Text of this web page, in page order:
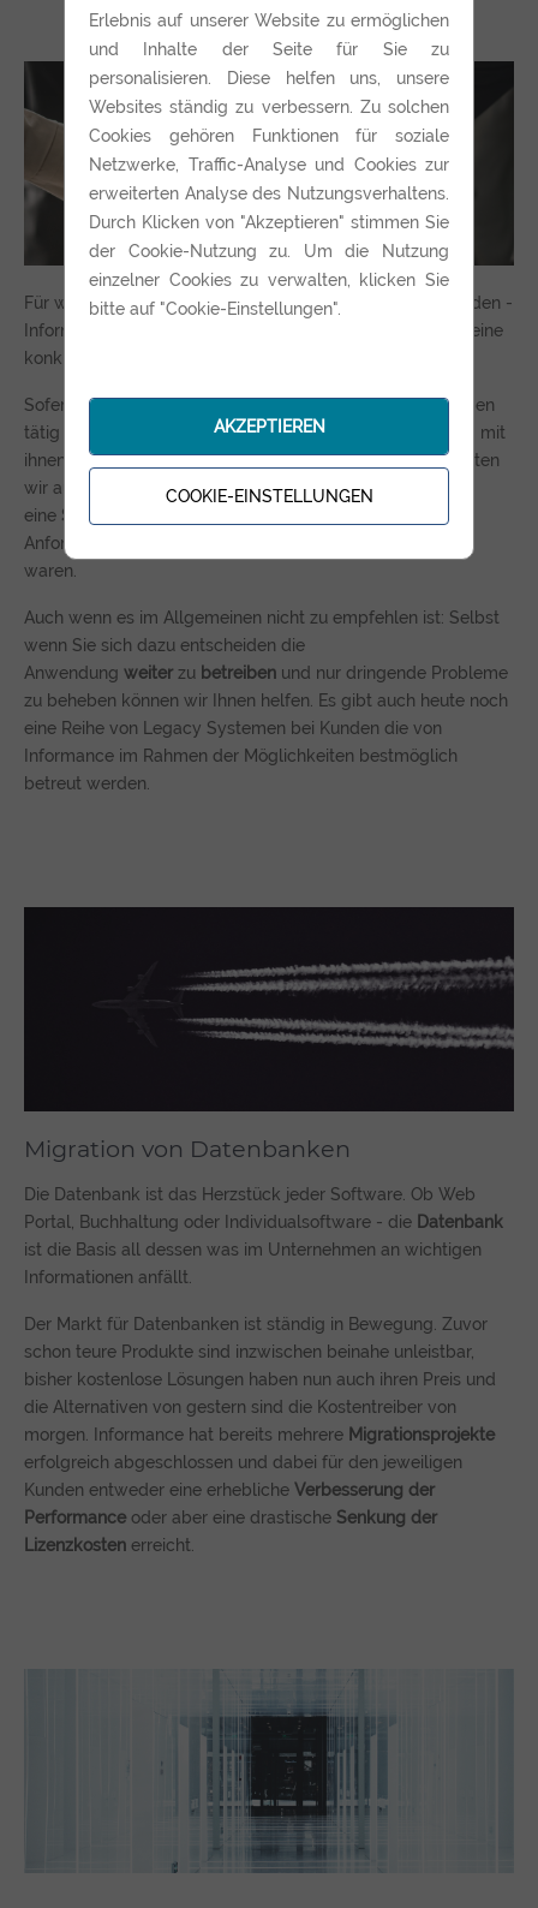
Für welches der beiden Szenarien Sie sich auch entscheiden -
Informance bietet Ihnen kompetente Unterstützung und eine
konkrete Roadmap basierend auf Referenzprojekten.
Sofern die ursprünglichen Entwickler noch im Unternehmen
tätig sind entwickeln wir die neue Lösung in Abstimmung mit
ihnen. Für den anderen - weitaus häufigeren - Fall erarbeiten
wir auf Basis des zur Verfügung stehenden Materials
eine Spezifikation
Anforderungen aufnehmen die bisher schwer umsetzbar
waren.
Auch wenn es im Allgemeinen nicht zu empfehlen ist: Selbst
wenn Sie sich dazu entscheiden die
Anwendung weiter zu betreiben und nur dringende Probleme
zu beheben können wir Ihnen helfen. Es gibt auch heute noch
eine Reihe von Legacy Systemen bei Kunden die von
Informance im Rahmen der Möglichkeiten bestmöglich
betreut werden.
Migration von Datenbanken
Die Datenbank ist das Herzstück jeder Software. Ob Web
Portal, Buchhaltung oder Individualsoftware - die Datenbank
ist die Basis all dessen was im Unternehmen an wichtigen
Informationen anfällt.
Der Markt für Datenbanken ist ständig in Bewegung. Zuvor
schon teure Produkte sind inzwischen beinahe unleistbar,
bisher kostenlose Lösungen haben nun auch ihren Preis und
die Alternativen von gestern sind die Kostentreiber von
morgen. Informance hat bereits mehrere Migrationsprojekte
erfolgreich abgeschlossen und dabei für den jeweiligen
Kunden entweder eine erhebliche Verbesserung der
Performance oder aber eine drastische Senkung der
Lizenzkosten erreicht.
Erlebnis auf unserer Website zu ermöglichen
und Inhalte der Seite für Sie zu
personalisieren. Diese helfen uns, unsere
Websites ständig zu verbessern. Zu solchen
Cookies gehören Funktionen für soziale
Netzwerke, Traffic-Analyse und Cookies zur
erweiterten Analyse des Nutzungsverhaltens.
Durch Klicken von "Akzeptieren" stimmen Sie
der Cookie-Nutzung zu. Um die Nutzung
einzelner Cookies zu verwalten, klicken Sie
bitte auf "Cookie-Einstellungen".
AKZEPTIEREN
COOKIE-EINSTELLUNGEN